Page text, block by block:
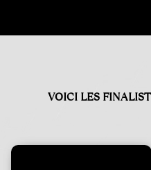
VOICI LES